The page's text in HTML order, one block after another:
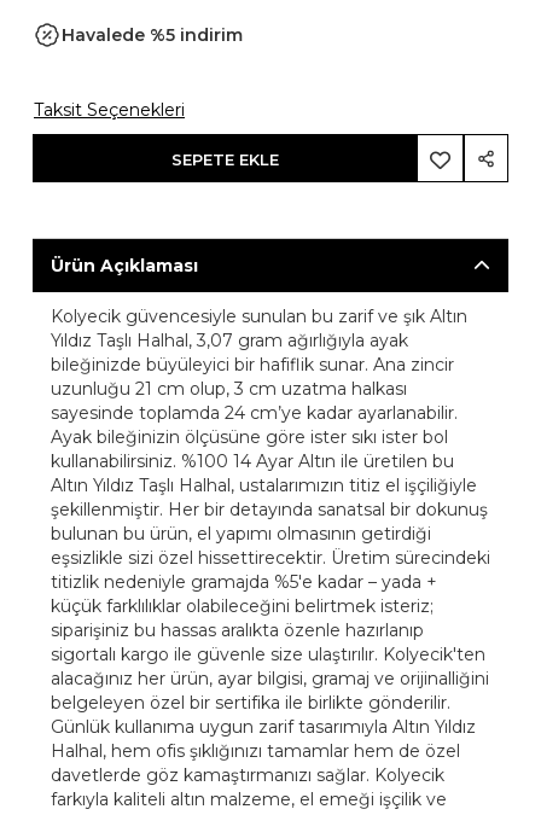
Havalede %5 indirim
Taksit Seçenekleri
SEPETE EKLE
Ürün Açıklaması
Kolyecik güvencesiyle sunulan bu zarif ve şık Altın
Yıldız Taşlı Halhal, 3,07 gram ağırlığıyla ayak
bileğinizde büyüleyici bir hafiflik sunar. Ana zincir
uzunluğu 21 cm olup, 3 cm uzatma halkası
sayesinde toplamda 24 cm’ye kadar ayarlanabilir.
Ayak bileğinizin ölçüsüne göre ister sıkı ister bol
kullanabilirsiniz. %100 14 Ayar Altın ile üretilen bu
Altın Yıldız Taşlı Halhal, ustalarımızın titiz el işçiliğiyle
şekillenmiştir. Her bir detayında sanatsal bir dokunuş
bulunan bu ürün, el yapımı olmasının getirdiği
eşsizlikle sizi özel hissettirecektir. Üretim sürecindeki
titizlik nedeniyle gramajda %5'e kadar – yada +
küçük farklılıklar olabileceğini belirtmek isteriz;
siparişiniz bu hassas aralıkta özenle hazırlanıp
sigortalı kargo ile güvenle size ulaştırılır. Kolyecik'ten
alacağınız her ürün, ayar bilgisi, gramaj ve orijinalliğini
belgeleyen özel bir sertifika ile birlikte gönderilir.
Günlük kullanıma uygun zarif tasarımıyla Altın Yıldız
Halhal, hem ofis şıklığınızı tamamlar hem de özel
davetlerde göz kamaştırmanızı sağlar. Kolyecik
farkıyla kaliteli altın malzeme, el emeği işçilik ve